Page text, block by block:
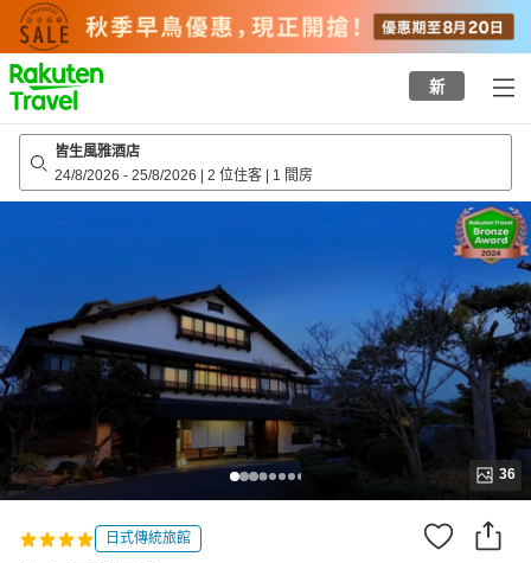
to
top
page
新
皆生風雅酒店
24/8/2026 - 25/8/2026 | 2 位住客 | 1 間房
36
日式傳統旅館